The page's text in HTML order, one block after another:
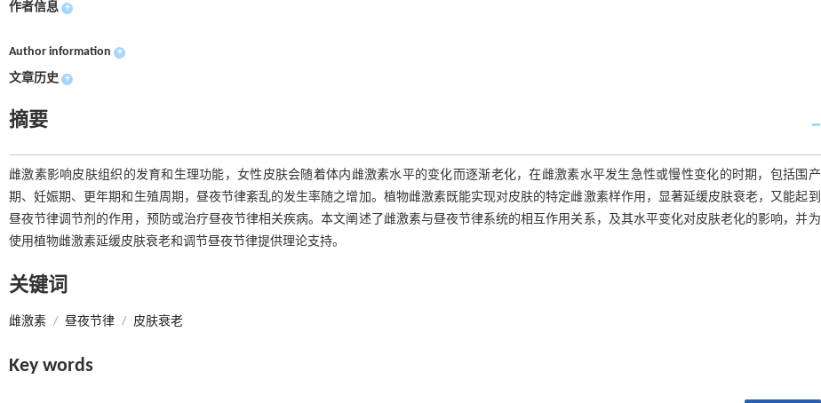
作者信息 +
Author information +
文章历史 +
摘要
雌激素影响皮肤组织的发育和生理功能，女性皮肤会随着体内雌激素水平的变化而逐渐老化，在雌激素水平发生急性或慢性变化的时期，包括围产
期、妊娠期、更年期和生殖周期，昼夜节律紊乱的发生率随之增加。植物雌激素既能实现对皮肤的特定雌激素样作用，显著延缓皮肤衰老，又能起到
昼夜节律调节剂的作用，预防或治疗昼夜节律相关疾病。本文阐述了雌激素与昼夜节律系统的相互作用关系，及其水平变化对皮肤老化的影响，并为
使用植物雌激素延缓皮肤衰老和调节昼夜节律提供理论支持。
关键词
雌激素 / 昼夜节律 / 皮肤衰老
Key words